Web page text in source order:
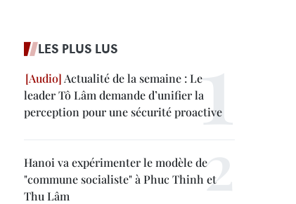
LES PLUS LUS
Actualité de la semaine : Le
leader Tô Lâm demande d’unifier la
perception pour une sécurité proactive
Hanoi va expérimenter le modèle de
"commune socialiste" à Phuc Thinh et
Thu Lâm